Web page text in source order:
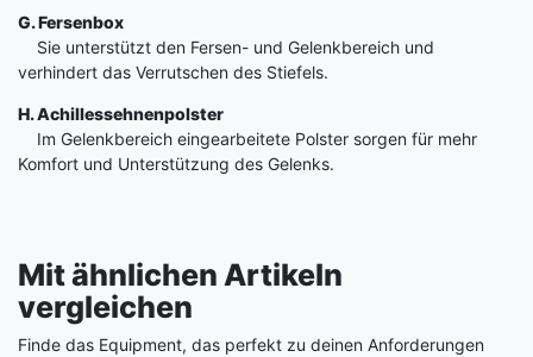
G. Fersenbox
Sie unterstützt den Fersen- und Gelenkbereich und
verhindert das Verrutschen des Stiefels.
H. Achillessehnenpolster
Im Gelenkbereich eingearbeitete Polster sorgen für mehr
Komfort und Unterstützung des Gelenks.
Mit ähnlichen Artikeln
vergleichen
Finde das Equipment, das perfekt zu deinen Anforderungen